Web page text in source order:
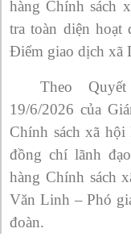
hàng Chính sách
tra toàn diện
Điểm giao dịch xã
Theo
19/6/2026 của
Chính sách xã
đồng chí lãnh
hàng Chính sách
Văn Linh – Phó
đoàn.